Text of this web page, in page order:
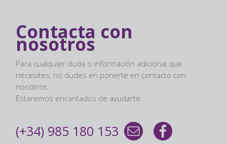
Contacta con
nosotros
Para cualquier duda o información adicional que
necesites, no dudes en ponerte en contacto con
nosotros.
Estaremos encantados de ayudarte.
(+34) 985 180 153